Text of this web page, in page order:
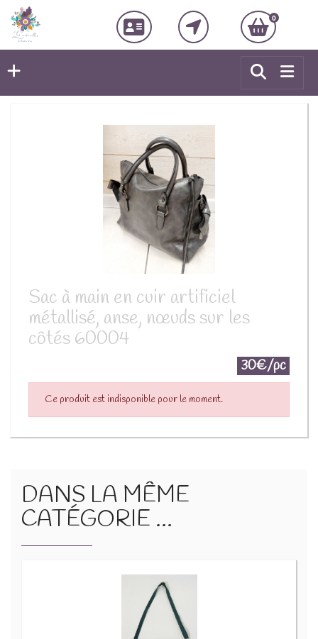
0
Sac à main en cuir artificiel
métallisé, anse, nœuds sur les
côtés 60004
30€/pc
Ce produit est indisponible pour le moment.
DANS LA MÊME
CATÉGORIE ...